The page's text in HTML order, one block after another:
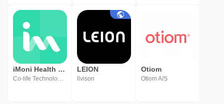
iMoni Health - track your body
Co-life Technology Co.,Ltd
LEION
llvison
Otiom
Otiom A/S